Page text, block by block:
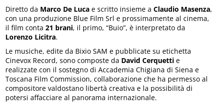
Diretto da Marco De Luca e scritto insieme aClaudio Masenza,
con una produzione Blue Film Srl e prossimamente al cinema,
il film conta21 brani, il primo, “Buio”, è interpretato da
Lorenzo Licitra.
Le musiche, edite da Bixio SAM e pubblicate su etichetta
Cinevox Record, sono composte da David Cerquetti e
realizzate con il sostegno di Accademia Chigiana di Siena e
Toscana Film Commission, collaborazione che ha permesso al
compositore valdostano libertà creativa e la possibilità di
potersi affacciare al panorama internazionale.